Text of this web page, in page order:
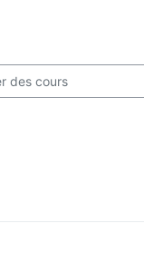
cours